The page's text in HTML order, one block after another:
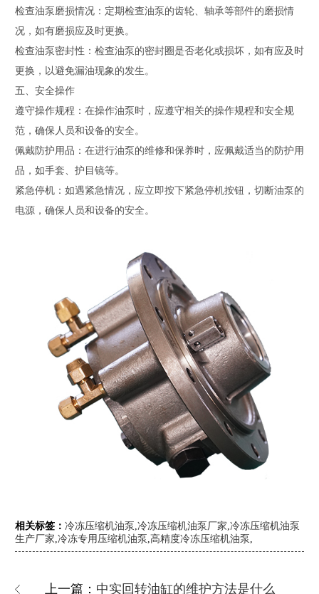
检查油泵磨损情况：定期检查油泵的齿轮、轴承等部件的磨损情
况，如有磨损应及时更换。
检查油泵密封性：检查油泵的密封圈是否老化或损坏，如有应及时
更换，以避免漏油现象的发生。
五、安全操作
遵守操作规程：在操作油泵时，应遵守相关的操作规程和安全规
范，确保人员和设备的安全。
佩戴防护用品：在进行油泵的维修和保养时，应佩戴适当的防护用
品，如手套、护目镜等。
紧急停机：如遇紧急情况，应立即按下紧急停机按钮，切断油泵的
电源，确保人员和设备的安全。
相关标签： 冷冻压缩机油泵 冷冻压缩机油泵厂家 冷冻压缩机油泵
生产厂家 冷冻专用压缩机油泵 高精度冷冻压缩机油泵
上一篇： 中实回转油缸的维护方法是什么